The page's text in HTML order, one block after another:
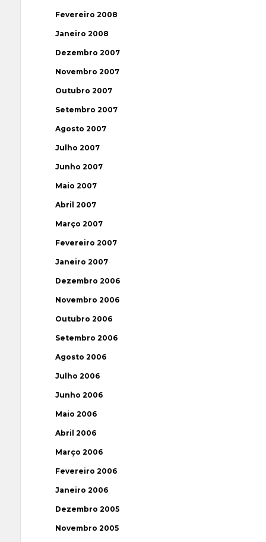
Fevereiro 2008
Janeiro 2008
Dezembro 2007
Novembro 2007
Outubro 2007
Setembro 2007
Agosto 2007
Julho 2007
Junho 2007
Maio 2007
Abril 2007
Março 2007
Fevereiro 2007
Janeiro 2007
Dezembro 2006
Novembro 2006
Outubro 2006
Setembro 2006
Agosto 2006
Julho 2006
Junho 2006
Maio 2006
Abril 2006
Março 2006
Fevereiro 2006
Janeiro 2006
Dezembro 2005
Novembro 2005